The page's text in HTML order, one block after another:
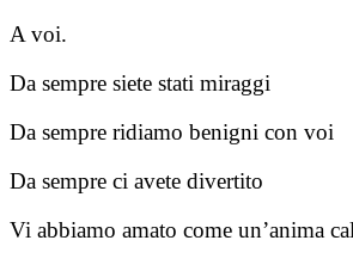
A voi.
Da sempre siete stati miraggi
Da sempre ridiamo benigni con voi
Da sempre ci avete divertito
Vi abbiamo amato come un’anima